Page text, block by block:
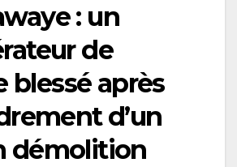
: un
de
blessé après
d’un
démolition